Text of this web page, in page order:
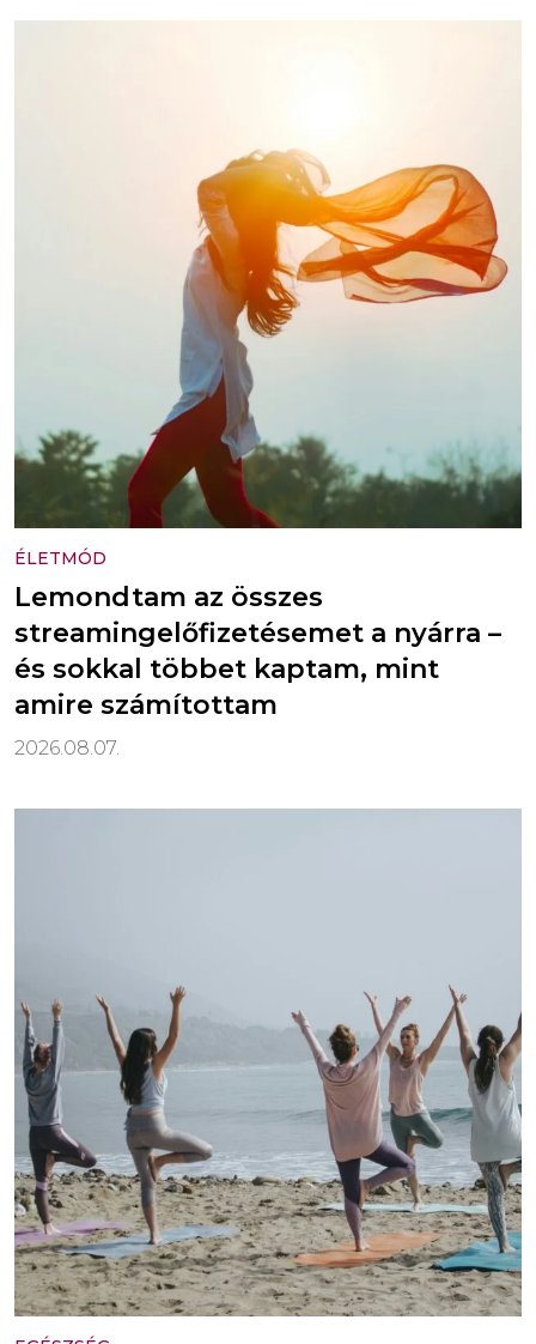
ÉLETMÓD
Lemondtam az összes
streamingelőfizetésemet a nyárra –
és sokkal többet kaptam, mint
amire számítottam
2026.08.07.